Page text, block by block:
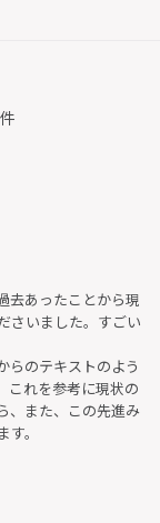
去あったことから現
さいました。すごい
らのテキストのよう
これを参考に現状の
、また、この先進み
。